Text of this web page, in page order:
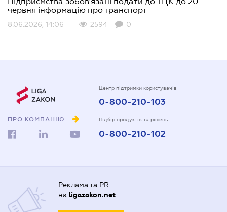
червня інформацію про транспорт
8.06.2026, 14:06 2594 0
ПРО КОМПАНІЮ
Центр підтримки користувачів
0-800-210-103
Підбір продуктів та рішень
0-800-210-102
Реклама та PR
на ligazakon.net